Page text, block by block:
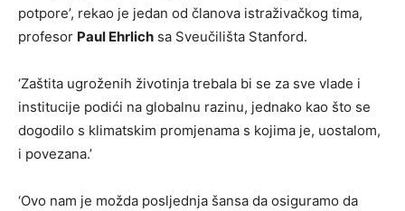
potpore’, rekao je jedan od članova istraživačkog tima,
profesor Paul Ehrlich sa Sveučilišta Stanford.
‘Zaštita ugroženih životinja trebala bi se za sve vlade i
institucije podići na globalnu razinu, jednako kao što se
dogodilo s klimatskim promjenama s kojima je, uostalom,
i povezana.’
‘Ovo nam je možda posljednja šansa da osiguramo da